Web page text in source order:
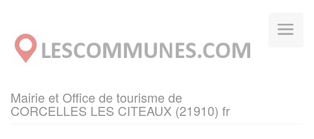
Mairie et Office de tourisme de
CORCELLES LES CITEAUX (21910) fr